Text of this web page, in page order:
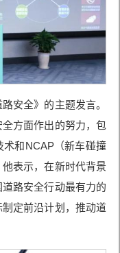
安全》的主题发言。
方面作出的努力，包
术和NCAP（新车碰撞
表示，在新时代背景
路安全行动最有力的
定前沿计划，推动道